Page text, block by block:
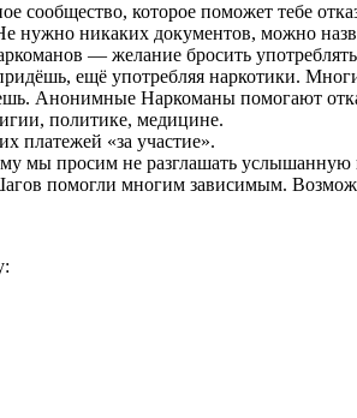
которое поможет тебе
нужно никаких документов, можно
— желание бросить
ещё употребляя наркотики.
Анонимные Наркоманы помогают
политике, медицине.
платежей «за участие».
мы просим не разглашать
помогли многим зависимым.